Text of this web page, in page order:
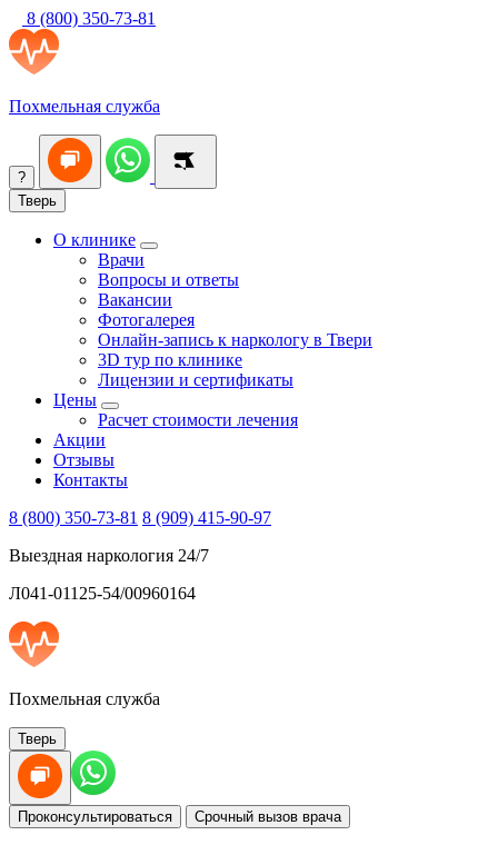
8 (800) 350-73-81
Похмельная служба
?
Тверь
О клинике
Врачи
Вопросы и ответы
Вакансии
Фотогалерея
Онлайн-запись к наркологу в Твери
3D тур по клинике
Лицензии и сертификаты
Цены
Расчет стоимости лечения
Акции
Отзывы
Контакты
8 (800) 350-73-81 8 (909) 415-90-97
Выездная наркология 24/7
Л041-01125-54/00960164
Похмельная служба
Тверь
Проконсультироваться Срочный вызов врача